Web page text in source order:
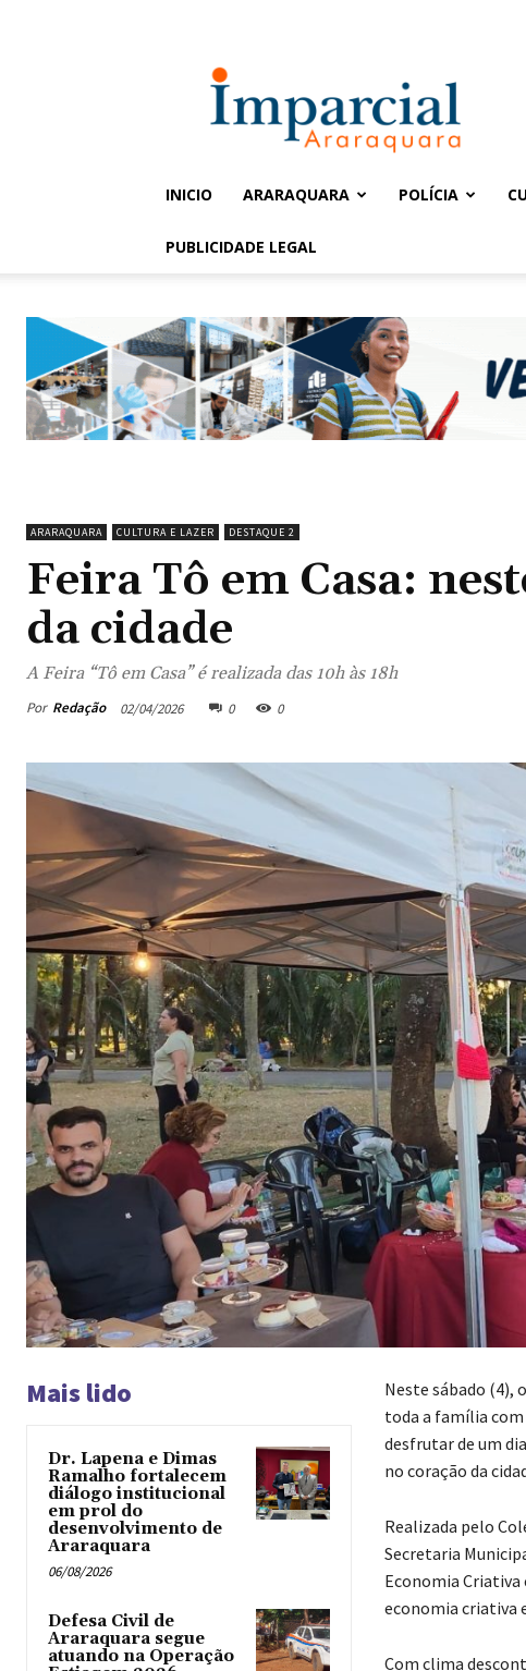
Imparcial
INICIO ARARAQUARA POLÍCIA
PUBLICIDADE LEGAL
ARARAQUARA CULTURA E LAZER DESTAQUE 2
Feira Tô em Casa:
da cidade
A Feira “Tô em Casa” é realizada das 10h às 18h
Por Redação 02/04/2026 0 0
Mais lido
Dr. Lapena e Dimas
Ramalho fortalecem
diálogo institucional
em prol do
desenvolvimento de
Araraquara
06/08/2026
Defesa Civil de
Araraquara segue
atuando na Operação
Neste sábado (4),
toda a família com
desfrutar de um
no coração da
Realizada pelo
Secretaria
Economia Criativa
economia criativa
Com clima